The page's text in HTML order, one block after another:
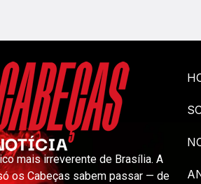
mais irreverente de Brasília. A
os Cabeças sabem passar — de